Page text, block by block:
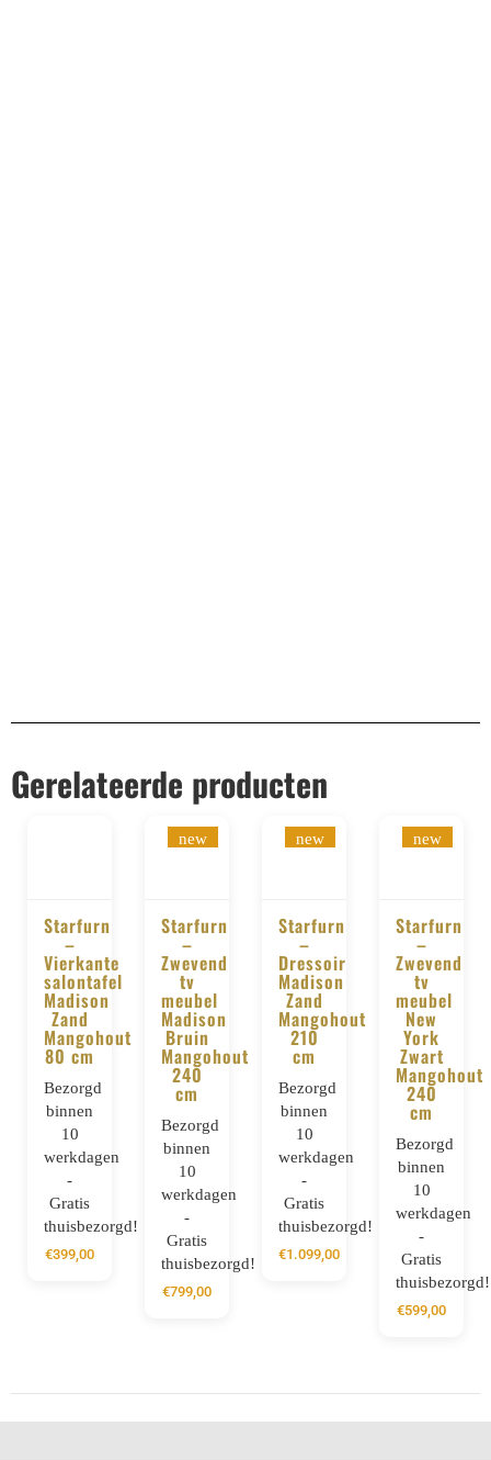
Gerelateerde producten
BESTELLEN
Starfurn
–
Vierkante
salontafel
Madison
Zand
Mangohout
80 cm
Bezorgd
binnen
10
werkdagen
-
Gratis
thuisbezorgd!
€399,00
BESTELLEN
new
Starfurn
–
Zwevend
tv
meubel
Madison
Bruin
Mangohout
240
cm
Bezorgd
binnen
10
werkdagen
-
Gratis
thuisbezorgd!
€799,00
BESTELLEN
new
Starfurn
–
Dressoir
Madison
Zand
Mangohout
210
cm
Bezorgd
binnen
10
werkdagen
-
Gratis
thuisbezorgd!
€1.099,00
BESTELLEN
new
Starfurn
–
Zwevend
tv
meubel
New
York
Zwart
Mangohout
240
cm
Bezorgd
binnen
10
werkdagen
-
Gratis
thuisbezorgd!
€599,00